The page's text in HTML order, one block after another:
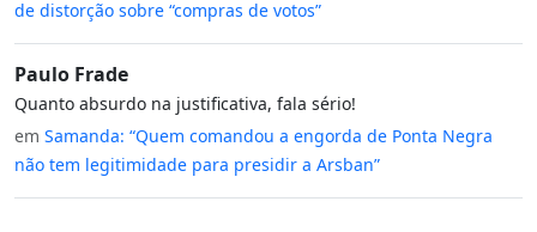
de distorção sobre “compras de votos”
Paulo Frade
Quanto absurdo na justificativa, fala sério!
em Samanda: “Quem comandou a engorda de Ponta Negra
não tem legitimidade para presidir a Arsban”